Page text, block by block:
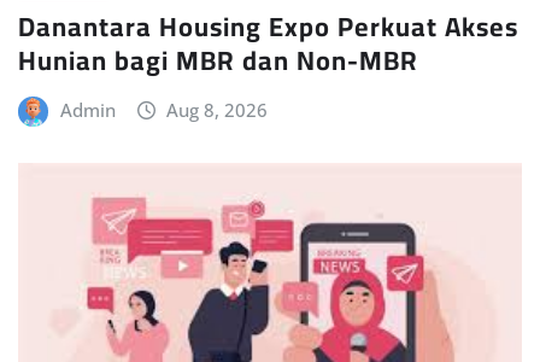
Danantara Housing Expo Perkuat Akses
Hunian bagi MBR dan Non-MBR
Admin Aug 8, 2026